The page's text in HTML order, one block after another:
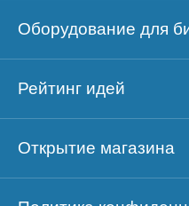
Оборудование для
Рейтинг идей
Открытие магазина